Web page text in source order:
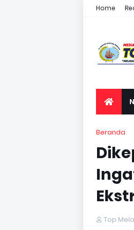
Home
Beranda
Top